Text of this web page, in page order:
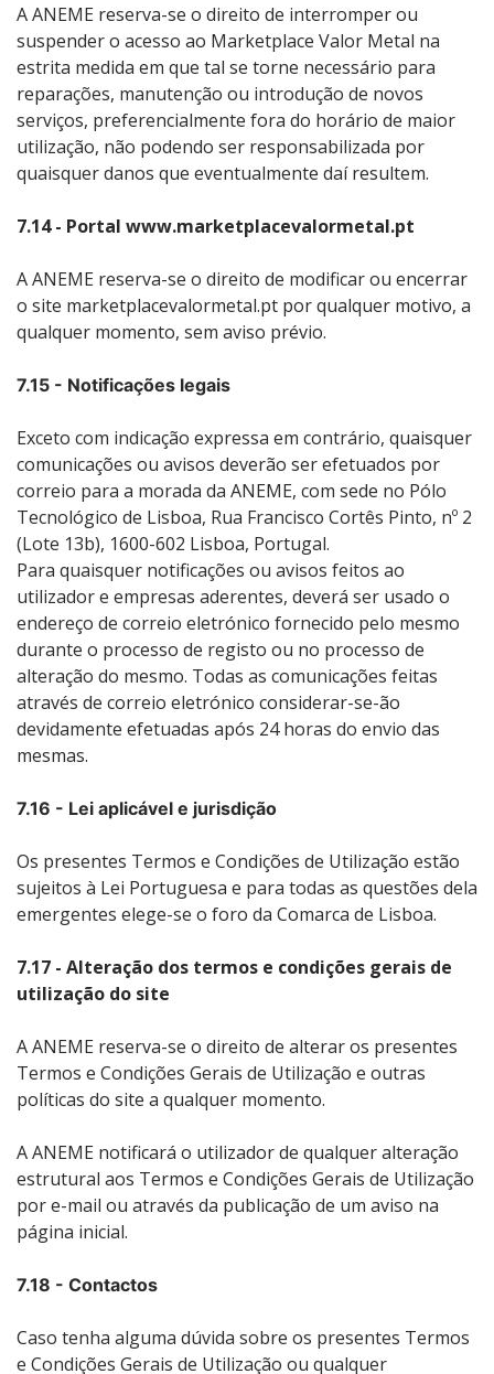
A ANEME reserva-se o direito de interromper ou
suspender o acesso ao Marketplace Valor Metal na
estrita medida em que tal se torne necessário para
reparações, manutenção ou introdução de novos
serviços, preferencialmente fora do horário de maior
utilização, não podendo ser responsabilizada por
quaisquer danos que eventualmente daí resultem.
7.14 - Portal www.marketplacevalormetal.pt
A ANEME reserva-se o direito de modificar ou encerrar
o site marketplacevalormetal.pt por qualquer motivo, a
qualquer momento, sem aviso prévio.
7.15 - Notificações legais
Exceto com indicação expressa em contrário, quaisquer
comunicações ou avisos deverão ser efetuados por
correio para a morada da ANEME, com sede no Pólo
Tecnológico de Lisboa, Rua Francisco Cortês Pinto, nº 2
(Lote 13b), 1600-602 Lisboa, Portugal.
Para quaisquer notificações ou avisos feitos ao
utilizador e empresas aderentes, deverá ser usado o
endereço de correio eletrónico fornecido pelo mesmo
durante o processo de registo ou no processo de
alteração do mesmo. Todas as comunicações feitas
através de correio eletrónico considerar-se-ão
devidamente efetuadas após 24 horas do envio das
mesmas.
7.16 - Lei aplicável e jurisdição
Os presentes Termos e Condições de Utilização estão
sujeitos à Lei Portuguesa e para todas as questões dela
emergentes elege-se o foro da Comarca de Lisboa.
7.17 - Alteração dos termos e condições gerais de
utilização do site
A ANEME reserva-se o direito de alterar os presentes
Termos e Condições Gerais de Utilização e outras
políticas do site a qualquer momento.
A ANEME notificará o utilizador de qualquer alteração
estrutural aos Termos e Condições Gerais de Utilização
por e-mail ou através da publicação de um aviso na
página inicial.
7.18 - Contactos
Caso tenha alguma dúvida sobre os presentes Termos
e Condições Gerais de Utilização ou qualquer